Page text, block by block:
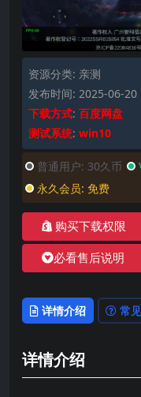
资源分类: 亲测
发布时间: 2025-06-20
下载方式: 百度网盘
测试系统: win10
普通用户: 30久币
永久会员: 免费
购买下载权限
必看售后说明
详情介绍 常
详情介绍